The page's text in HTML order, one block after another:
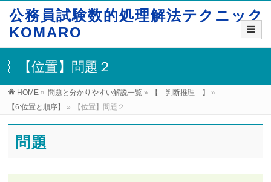
公務員試験数的処理解法テクニック
KOMARO
【位置】問題２
HOME » 問題と分かりやすい解説一覧 » 【 判断推理 】
»
【6:位置と順序】
» 【位置】問題２
問題